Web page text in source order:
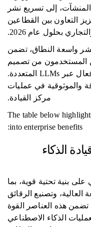
إلى تسريع نشر
التعاون بين القطاعين
بحلول عام 2026.
واسعة النطاق، تضمن
المستخدمون من تصميم
المطالبات واختبارها وتنفيذها بشكل فعال عبر LLMs المتعددة.
والموثوقية في عمليات
مركز القيادة.
The table below
into enterprise benefits:
الذكاء
بنية تحتية قوية، بما
وتصنيع الرقائق
تضمن هذه العناصر القوة
الذكاء الاصطناعي